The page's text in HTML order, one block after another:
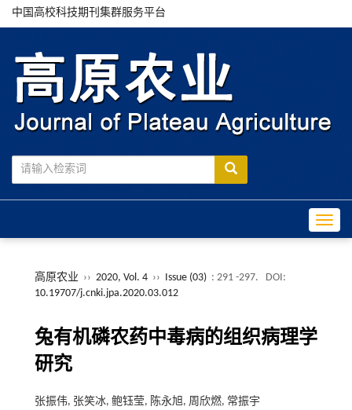
中国高校科技期刊集群服务平台
高原农业 ›› 2020, Vol. 4 ›› Issue (03) : 291 -297.
DOI:
10.19707/j.cnki.jpa.2020.03.012
兔有机磷农药中毒病的组织病理学
研究
张振伟, 张笑冰, 鲍钰莹, 陈永旭, 周欣燃, 常振宇